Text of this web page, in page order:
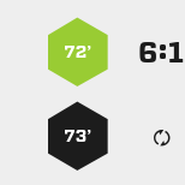
:
72’
73’